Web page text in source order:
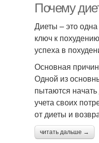
Почему
Диеты – это
ключ к
успеха в
Основная
Одной из
пытаются
учета своих
от диеты и
читать дальше →